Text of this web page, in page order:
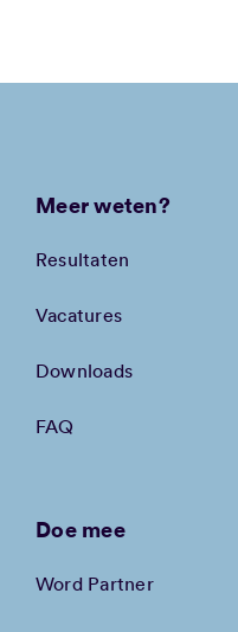
Meer weten?
Resultaten
Vacatures
Downloads
FAQ
Doe mee
Word Partner